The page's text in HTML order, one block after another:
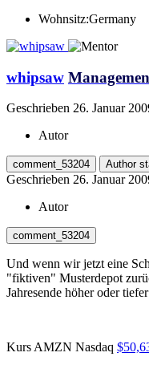
Wohnsitz:Germany
whipsaw
Geschrieben 26. Januar
Autor
comment_53204 Author
Geschrieben 26. Januar
Autor
comment_53204
Und wenn wir jetzt eine
"fiktiven" Musterdepot
Jahresende höher oder
Kurs AMZN Nasdaq